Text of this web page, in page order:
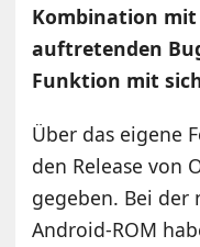
Kombination mit
auftretenden
Funktion mit
Über das eigene
den Release von
gegeben. Bei der
Android-ROM